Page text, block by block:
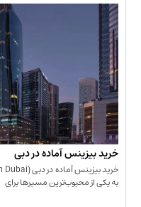
آماده در دبی
مسیرها برای